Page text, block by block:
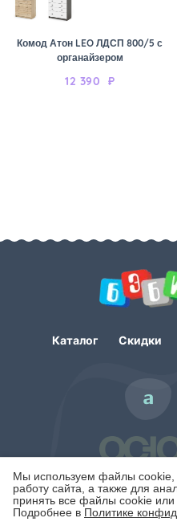
Мы используем файлы cookie,
работу сайта, а также для
принять все файлы cookie или
Подробнее в Политике
Комод Атон LEO ЛДСП 800/5 с
органайзером
12 390 ₽
Каталог Скидки
Политика